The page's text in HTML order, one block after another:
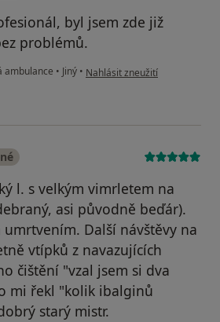
byl jsem zde již
problémů.
ambulance • Jiný • podle názoru uživatele Petr
Nahlásit zneužití
l. s velkým vimrletem na
asi původně beďár).
Další návštěvy na
vtípků z navazujících
čištění "vzal jsem si dva
mi řekl "kolik ibalginů
starý mistr.